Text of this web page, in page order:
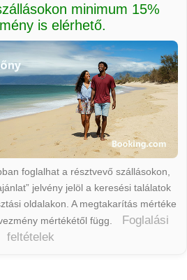
minimum 15%
is elérhető.
foglalhat a résztvevő szállásokon,
jelvény jelöl a keresési találatok
oldalakon. A megtakarítás mértéke
mértékétől függ.
Foglalási
feltételek